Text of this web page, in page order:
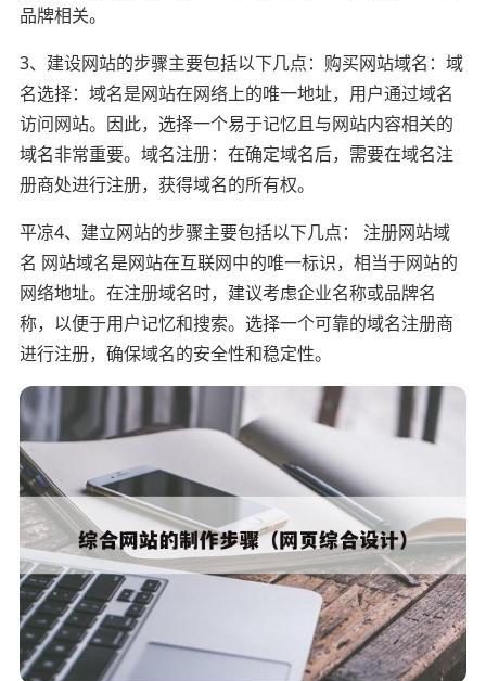
品牌相关。
3、建设网站的步骤主要包括以下几点：购买网站域名：域
名选择：域名是网站在网络上的唯一地址，用户通过域名
访问网站。因此，选择一个易于记忆且与网站内容相关的
域名非常重要。域名注册：在确定域名后，需要在域名注
册商处进行注册，获得域名的所有权。
平凉4、建立网站的步骤主要包括以下几点： 注册网站域
名 网站域名是网站在互联网中的唯一标识，相当于网站的
网络地址。在注册域名时，建议考虑企业名称或品牌名
称，以便于用户记忆和搜索。选择一个可靠的域名注册商
进行注册，确保域名的安全性和稳定性。